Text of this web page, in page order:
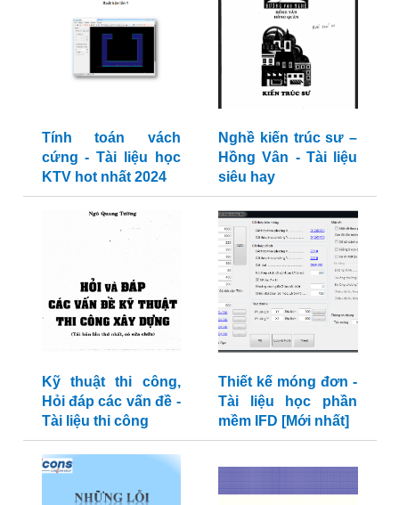
Tính toán vách
cứng - Tài liệu học
KTV hot nhất 2024
Nghề kiến trúc sư –
Hồng Vân - Tài liệu
siêu hay
Kỹ thuật thi công,
Hỏi đáp các vấn đề -
Tài liệu thi công
Thiết kế móng đơn -
Tài liệu học phần
mềm IFD [Mới nhất]